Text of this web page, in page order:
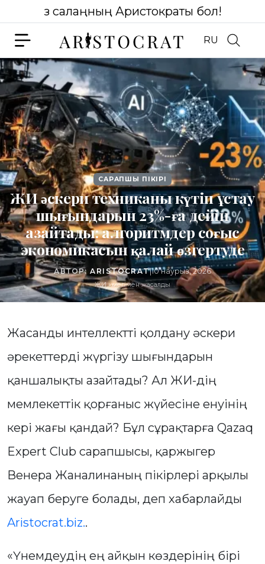
Өз салаңның Аристократы бол!
RU
САРАПШЫ ПІКІРІ
ЖИ әскери техниканы күтіп ұстау
шығындарын 23%-ға дейін
азайтады: алгоритмдер соғыс
экономикасын қалай өзгертуде
АВТОР:ARISTOCRAT|10 наурыз, 2026
ЖИ көмегімен жасалды
Жасанды интеллектті қолдану әскери
әрекеттерді жүргізу шығындарын
қаншалықты азайтады? Ал ЖИ-дің
мемлекеттік қорғаныс жүйесіне енуінің
кері жағы қандай? Бұл сұрақтарға Qazaq
Expert Club сарапшысы, қаржыгер
Венера Жаналинаның пікірлері арқылы
жауап беруге болады, деп хабарлайды
Aristocrat.biz..
«Үнемдеудің ең айқын көздерінің бірі